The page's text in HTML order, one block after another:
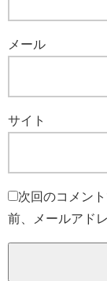
メール
サイト
次回のコメン
前、メールアド